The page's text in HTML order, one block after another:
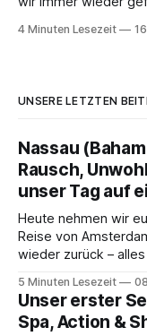
dachten wir uns, ein
4 Minuten Lesezeit
UNSERE LETZTEN
Nassau
Rausch,
unser Tag auf
Heute nehmen wir
Reise von
wieder zurück –
diese Reise
Erlebnisse natürlich
eigenen. 😉 Dieser
5 Minuten Lesezeit
Unser erster
Spa, Action &